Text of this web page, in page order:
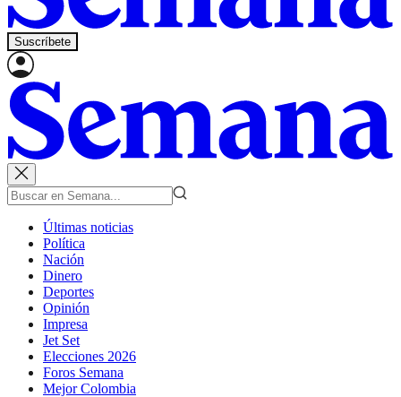
Suscríbete
Últimas noticias
Política
Nación
Dinero
Deportes
Opinión
Impresa
Jet Set
Elecciones 2026
Foros Semana
Mejor Colombia